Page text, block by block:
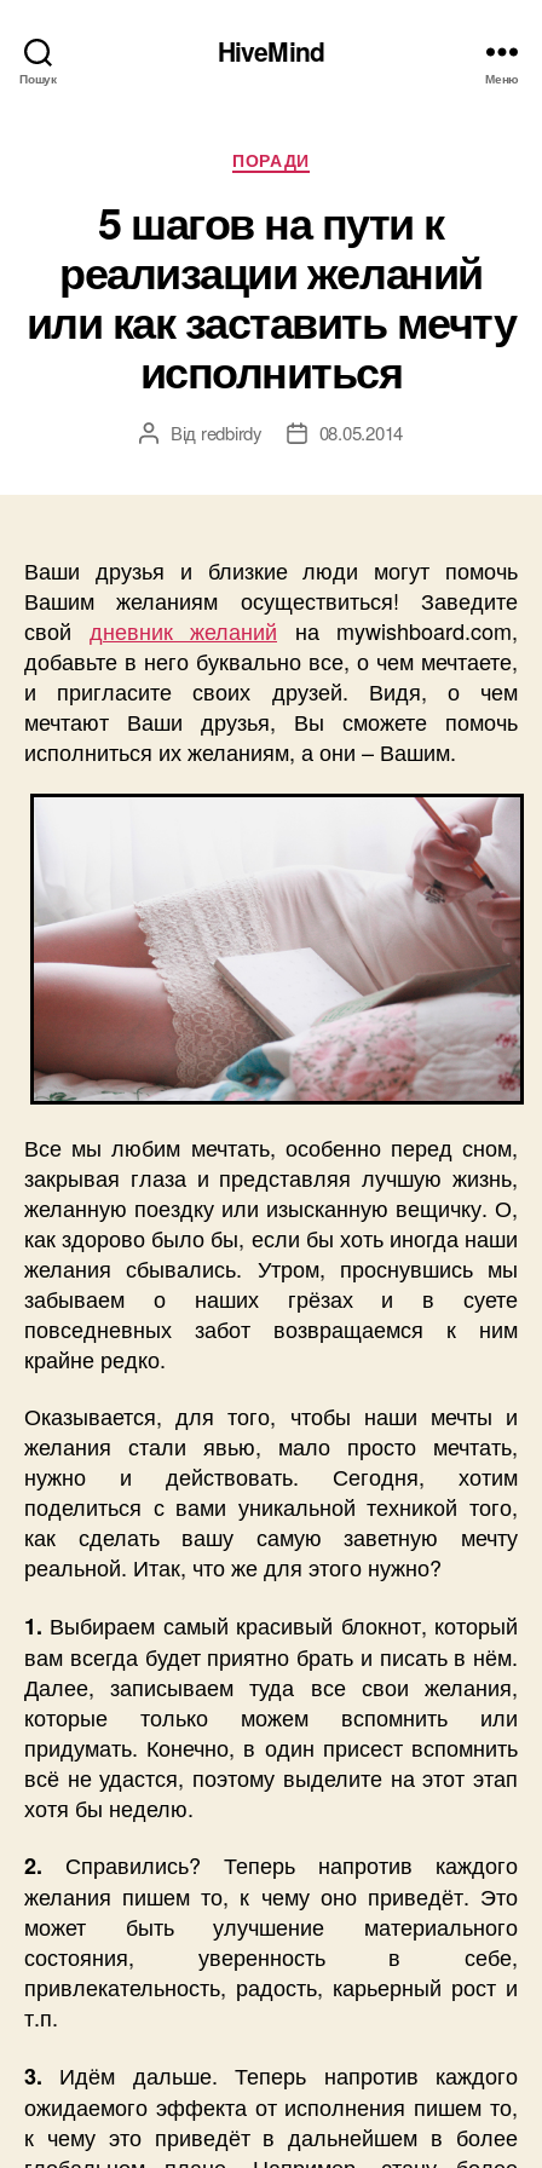
Пошук
HiveMind
Меню
Категорії
ПОРАДИ
5 шагов на пути к
реализации желаний
или как заставить мечту
исполниться
Автор
Від redbirdy
Дата08.05.2014
Ваши друзья и близкие люди могут помочь
Вашим желаниям осуществиться! Заведите
свой дневник желаний на mywishboard.com,
добавьте в него буквально все, о чем мечтаете,
и пригласите своих друзей. Видя, о чем
мечтают Ваши друзья, Вы сможете помочь
исполниться их желаниям, а они – Вашим.
Все мы любим мечтать, особенно перед сном,
закрывая глаза и представляя лучшую жизнь,
желанную поездку или изысканную вещичку. О,
как здорово было бы, если бы хоть иногда наши
желания сбывались. Утром, проснувшись мы
забываем о наших грёзах и в суете
повседневных забот возвращаемся к ним
крайне редко.
Оказывается, для того, чтобы наши мечты и
желания стали явью, мало просто мечтать,
нужно и действовать. Сегодня, хотим
поделиться с вами уникальной техникой того,
как сделать вашу самую заветную мечту
реальной. Итак, что же для этого нужно?
1. Выбираем самый красивый блокнот, который
вам всегда будет приятно брать и писать в нём.
Далее, записываем туда все свои желания,
которые только можем вспомнить или
придумать. Конечно, в один присест вспомнить
всё не удастся, поэтому выделите на этот этап
хотя бы неделю.
2. Справились? Теперь напротив каждого
желания пишем то, к чему оно приведёт. Это
может быть улучшение материального
состояния, уверенность в себе,
привлекательность, радость, карьерный рост и
т.п.
3. Идём дальше. Теперь напротив каждого
ожидаемого эффекта от исполнения пишем то,
к чему это приведёт в дальнейшем в более